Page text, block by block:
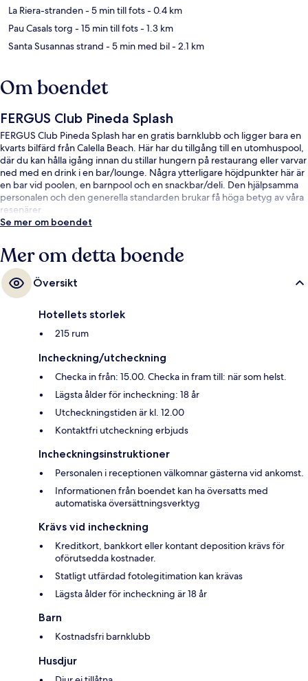
La Riera-stranden- 5 min till fots- 0.4 km
Pau Casals torg - 15 min till fots- 1.3 km
Santa Susannas strand - 5 min med bil- 2.1 km
Om boendet
FERGUS Club Pineda Splash
FERGUS Club Pineda Splash har en gratis barnklubb och ligger bara en
kvarts bilfärd från Calella Beach. Här har du tillgång till en utomhuspool,
där du kan hålla igång innan du stillar hungern på restaurang eller varvar
ned med en drink i en bar/lounge. Några ytterligare höjdpunkter här är
en bar vid poolen, en barnpool och en snackbar/deli. Den hjälpsamma
personalen och den generella standarden brukar få höga betyg av våra
resenärer.
Se mer om boendet
Mer om detta boende
Översikt
Hotellets storlek
215 rum
Incheckning/utcheckning
Checka in från: 15.00. Checka in fram till: när som helst.
Lägsta ålder för incheckning: 18 år
Utcheckningstiden är kl. 12.00
Kontaktfri utcheckning erbjuds
Incheckningsinstruktioner
Personalen i receptionen välkomnar gästerna vid ankomst.
Informationen från boendet kan ha översatts med
automatiska översättningsverktyg
Krävs vid incheckning
Kreditkort, bankkort eller kontant deposition krävs för
oförutsedda kostnader.
Statligt utfärdad fotolegitimation kan krävas
Lägsta ålder för incheckning är 18 år
Barn
Kostnadsfri barnklubb
Husdjur